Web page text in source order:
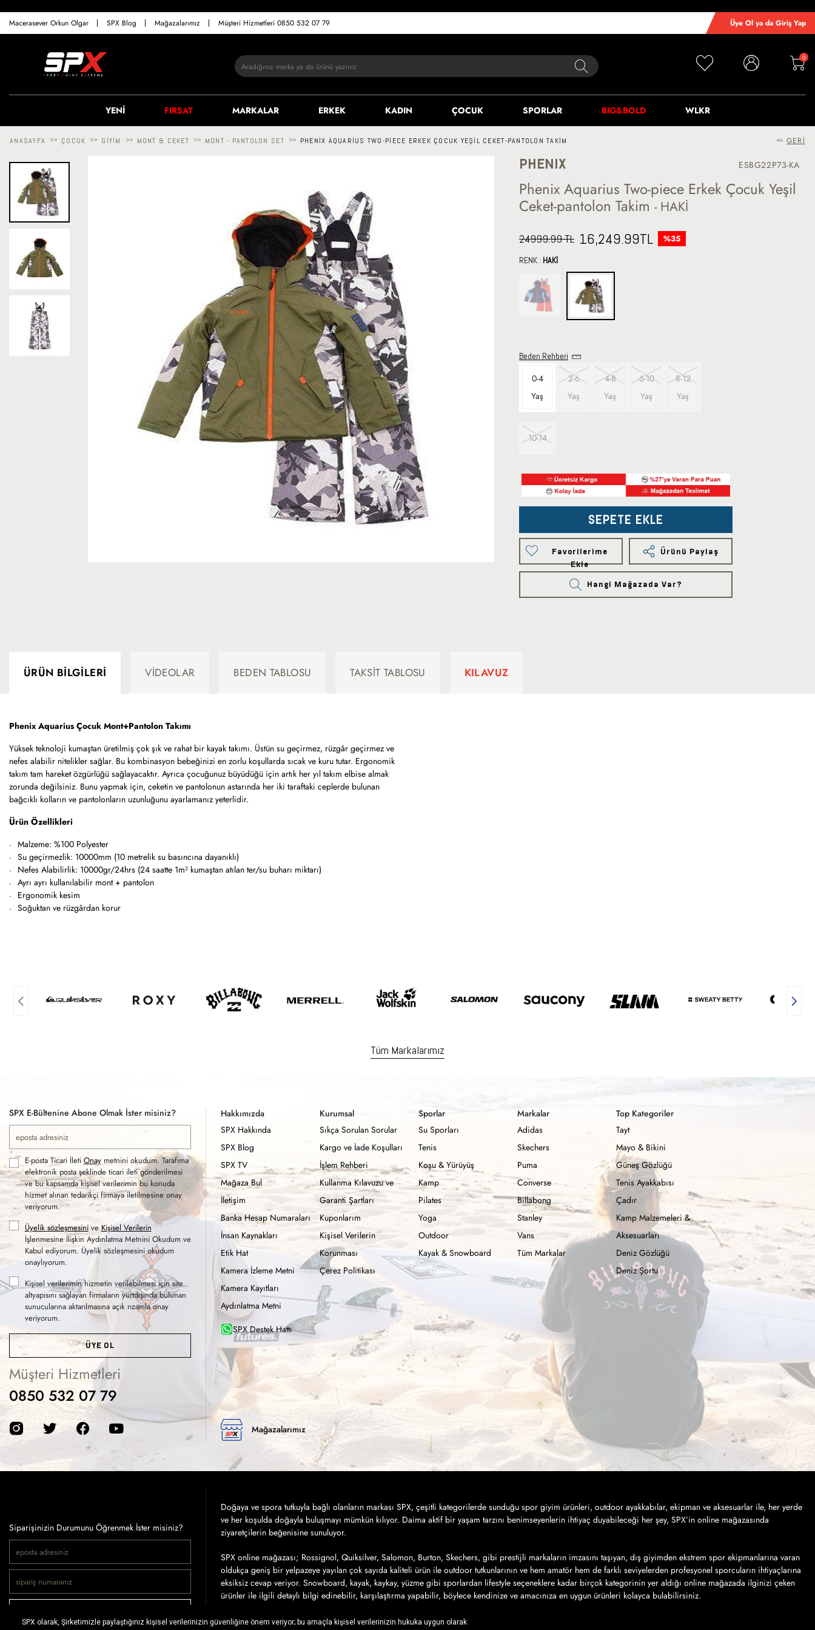
Macerasever Orkun Olgar SPX Blog Mağazalarımız Müşteri Hizmetleri 0850 532 07 79 Üye Ol ya da Giriş Yap
0
YENİ FIRSAT MARKALAR ERKEK KADIN ÇOCUK SPORLAR BIG&BOLD WLKR
ANASAYFA >> ÇOCUK >> GIYIM >> MONT & CEKET >> MONT - PANTOLON SET >> PHENIX AQUARIUS TWO-PIECE ERKEK ÇOCUK YEŞIL CEKET-PANTOLON TAKIM << GERI
PHENIX ESBG22P73-KA
Phenix Aquarius Two-piece Erkek Çocuk Yeşil
Ceket-pantolon Takim - HAKİ
24999.99 TL 16,249.99TL %35
RENK : HAKİ
Beden Rehberi
0-4
Yaş
2-6
Yaş
4-8
Yaş
6-10
Yaş
8-12
Yaş
10-14
SEPETE EKLE
Favorilerime
Ekle
Ürünü Paylaş
Hangi Mağazada Var?
ÜRÜN BILGILERI VIDEOLAR BEDEN TABLOSU TAKSIT TABLOSU KILAVUZ
Phenix Aquarius Çocuk Mont+Pantolon Takımı
Yüksek teknoloji kumaştan üretilmiş çok şık ve rahat bir kayak takımı. Üstün su geçirmez, rüzgâr geçirmez ve
nefes alabilir nitelikler sağlar. Bu kombinasyon bebeğinizi en zorlu koşullarda sıcak ve kuru tutar. Ergonomik
takım tam hareket özgürlüğü sağlayacaktır. Ayrıca çocuğunuz büyüdüğü için artık her yıl takım elbise almak
zorunda değilsiniz. Bunu yapmak için, ceketin ve pantolonun astarında her iki taraftaki ceplerde bulunan
bağcıklı kolların ve pantolonların uzunluğunu ayarlamanız yeterlidir.
Ürün Özellikleri
Malzeme: %100 Polyester
Su geçirmezlik: 10000mm (10 metrelik su basıncına dayanıklı)
Nefes Alabilirlik: 10000gr/24hrs (24 saatte 1m² kumaştan atılan ter/su buharı miktarı)
Ayrı ayrı kullanılabilir mont + pantolon
Ergonomik kesim
Soğuktan ve rüzgârdan korur
Tüm Markalarımız
SPX E-Bültenine Abone Olmak İster misiniz?
E-posta Ticari İleti Onaymetnini okudum. Tarafıma
elektronik posta şeklinde ticari ileti gönderilmesi
ve bu kapsamda kişisel verilerimin bu konuda
hizmet alınan tedarikçi firmaya iletilmesine onay
veriyorum.
Üyelik sözleşmesinive Kişisel Verilerin
İşlenmesine İlişkin Aydınlatma Metnini Okudum ve
Kabul ediyorum. Üyelik sözleşmesini okudum
onaylıyorum.
Kişisel verilerimin hizmetin verilebilmesi için site
altyapısını sağlayan firmaların yurtdışında bulunan
sunucularına aktarılmasına açık rızamla onay
veriyorum.
ÜYE OL
Müşteri Hizmetleri
0850 532 07 79
Hakkımızda
SPX Hakkında
SPX Blog
SPX TV
Mağaza Bul
İletişim
Banka Hesap Numaraları
İnsan Kaynakları
Etik Hat
Kamera İzleme Metni
Kamera Kayıtları
Aydınlatma Metni
Kurumsal
Sıkça Sorulan Sorular
Kargo ve İade Koşulları
İşlem Rehberi
Kullanma Kılavuzu ve
Garanti Şartları
Kuponlarım
Kişisel Verilerin
Korunması
Çerez Politikası
Sporlar
Su Sporları
Tenis
Koşu & Yürüyüş
Kamp
Pilates
Yoga
Outdoor
Kayak & Snowboard
Markalar
Adidas
Skechers
Puma
Converse
Billabong
Stanley
Vans
Tüm Markalar
Top Kategoriler
Tayt
Mayo & Bikini
Güneş Gözlüğü
Tenis Ayakkabısı
Çadır
Kamp Malzemeleri &
Aksesuarları
Deniz Gözlüğü
Deniz Şortu
SPX Destek Hattı
Mağazalarımız
Siparişinizin Durumunu Öğrenmek İster misiniz?
Doğaya ve spora tutkuyla bağlı olanların markası SPX, çeşitli kategorilerde sunduğu spor giyim ürünleri, outdoor ayakkabılar, ekipman ve aksesuarlar ile, her yerde
ve her koşulda doğayla buluşmayı mümkün kılıyor. Daima aktif bir yaşam tarzını benimseyenlerin ihtiyaç duyabileceği her şey, SPX’in online mağazasında
ziyaretçilerin beğenisine sunuluyor.
SPX online mağazası; Rossignol, Quiksilver, Salomon, Burton, Skechers, gibi prestijli markaların imzasını taşıyan, dış giyimden ekstrem spor ekipmanlarına varan
oldukça geniş bir yelpazeye yayılan çok sayıda kaliteli ürün ile outdoor tutkunlarının ve hem amatör hem de farklı seviyelerden profesyonel sporcuların ihtiyaçlarına
eksiksiz cevap veriyor. Snowboard, kayak, kaykay, yüzme gibi sporlardan lifestyle seçeneklere kadar birçok kategorinin yer aldığı online mağazada ilginizi çeken
ürünler ile ilgili detaylı bilgi edinebilir, karşılaştırma yapabilir, böylece kendinize ve amacınıza en uygun ürünleri kolayca bulabilirsiniz.
Tercih ettiğiniz ürünlere sahip olmak için yapmanız gereken tek şey ise, SPX’in online alışveriş kolaylığından yararlanarak sipariş vermek… SPX sayfalarında, farklı